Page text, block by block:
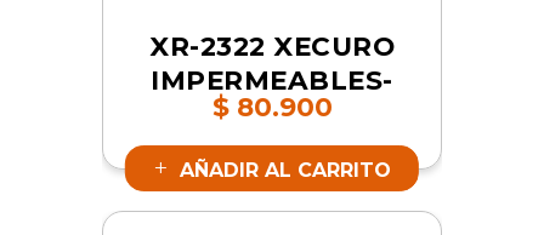
XR-2322 XECURO
IMPERMEABLES-
PVC CON ZAPATO
NEGRO 3XL | SKU
17482
$80.900
AÑADIR AL CARRITO